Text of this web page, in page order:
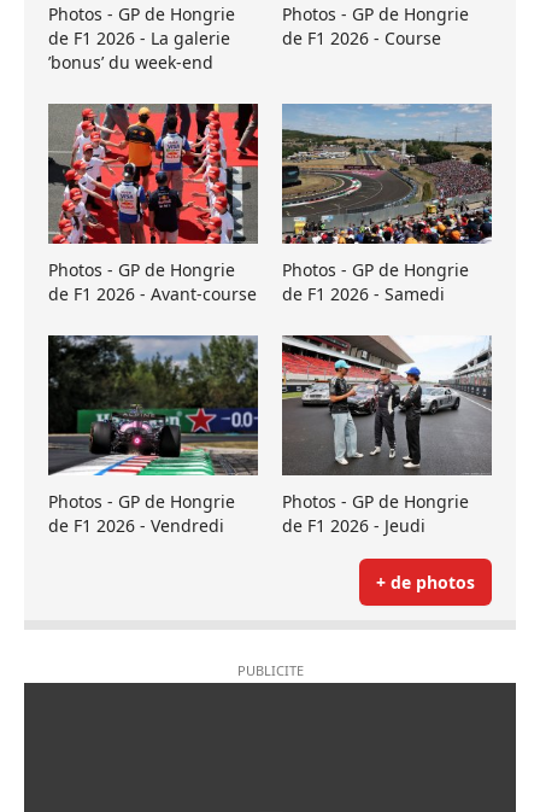
Photos - GP de Hongrie
de F1 2026 - La galerie
’bonus’ du week-end
Photos - GP de Hongrie
de F1 2026 - Course
Photos - GP de Hongrie
de F1 2026 - Avant-course
Photos - GP de Hongrie
de F1 2026 - Samedi
Photos - GP de Hongrie
de F1 2026 - Vendredi
Photos - GP de Hongrie
de F1 2026 - Jeudi
+ de photos